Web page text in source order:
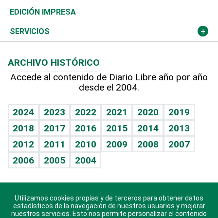
Caribe
Resto del mundo
Global y variable
Economía personal
Novedades
Podcast Arte Libre
Hablando con el pediatra
Vida y familia
Eñe
Celebrando la vida
Sin complejos
En pocas palabras
Escuchando al corazón
Olimpismo
Más deportes
TBT Deportivo
Noticiero Poteleche
Columnistas
Más firmas
Martes de tecnología
Cambio climático
Deportes
Opinión
Hecho en casa
Guía del dinero
EDICIÓN IMPRESA
SERVICIOS
Cumpleaños
Horóscopos
Crucigramas
ARCHIVO HISTÓRICO
Accede al contenido de Diario Libre año por año
desde el 2004.
2024 2023 2022 2021 2020
2019
2018
2017 2016 2015 2014
2013
2012
2011 2010 2009 2008
2007
2006
2005 2004
Descarga nuestras aplicaciones para Android, iOS y
sistema Huawei.
Utilizamos cookies propias y de terceros para obtener datos
estadísticos de la navegación de nuestros usuarios y mejorar
nuestros servicios. Esto nos permite personalizar el contenido